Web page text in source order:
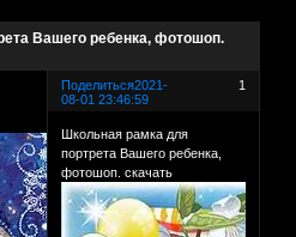
Вашего ребенка, фотошоп.
Поделиться 1
2021-
08-01 23:46:59
Школьная рамка для
портрета Вашего ребенка,
фотошоп. скачать